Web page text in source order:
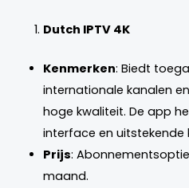
Dutch IPTV 4K
Kenmerken: Biedt
internationale kanalen
hoge kwaliteit. De app
interface en uitstekende
Prijs:
maand.